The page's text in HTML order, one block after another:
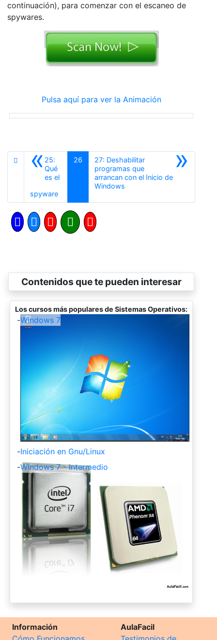
continuación), para comenzar con el escaneo de
spywares.
Pulsa aquí para ver la Animación
«25:
Qué
es el
spywareAnterior
26 »
27: Deshabilitar
programas que
arrancan con el Inicio de
Windows
Contenidos que te pueden interesar
Los cursos más populares de Sistemas Operativos:
-Windows 7
-Iniciación en Gnu/Linux
-Windows 7 - Intermedio
Información
AulaFacil